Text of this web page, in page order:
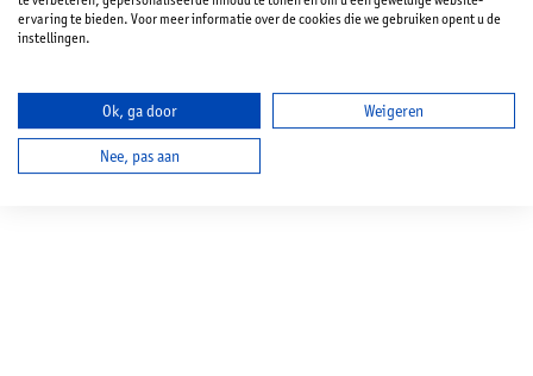
ervaring te bieden. Voor meer informatie over de cookies die we gebruiken opent u de
instellingen.
Ok, ga door Weigeren
Nee, pas aan